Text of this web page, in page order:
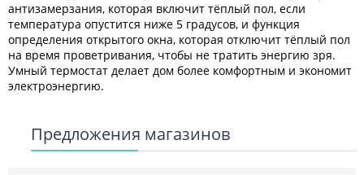
антизамерзания, которая включит тёплый пол, если
температура опустится ниже 5 градусов, и функция
определения открытого окна, которая отключит тёплый пол
на время проветривания, чтобы не тратить энергию зря.
Умный термостат делает дом более комфортным и экономит
электроэнергию.
Предложения магазинов